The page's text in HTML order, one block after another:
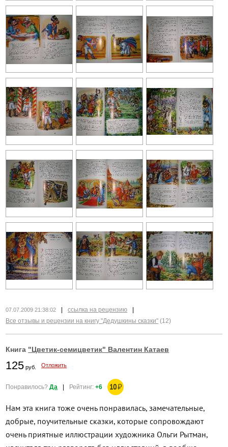
07.07.2009 21:38:02 ссылка на рецензию
Все отзывы и рецензии на книгу "Дедушкины сказки" (12)
Книга "Цветик-семицветик" Валентин Катаев
125 руб. Отложить
Понравилось?Да | Рейтинг:+6 10₽
Нам эта книга тоже очень понравилась, замечательные,
добрые, поучительные сказки, которые сопровождают
очень приятные иллюстрации художника Ольги Рытман,